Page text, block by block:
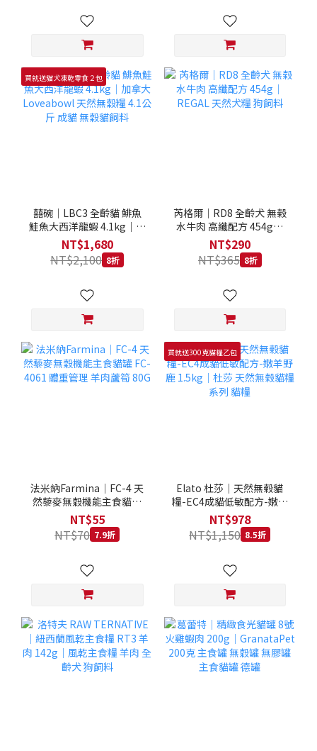
買就送貓犬凍乾零食２包
囍碗｜LBC3 全齡貓 鯡魚
鮭魚大西洋龍蝦 4.1kg｜加
拿大 Loveabowl 天然無穀
糧 4.1公斤 成貓 無穀貓飼
料
NT$1,680
NT$2,100 8折
芮格爾｜RD8 全齡犬 無榖
水牛肉 高纖配方 454g｜
REGAL 天然犬糧 狗飼料
NT$290
NT$365 8折
法米納Farmina｜FC-4 天
然藜麥無穀機能主食貓罐
FC-4061 體重管理 羊肉蘆
筍 80G
NT$55
NT$70 7.9折
買就送300克貓糧乙包
Elato 杜莎｜天然無榖貓
糧-EC4成貓低敏配方-嫩羊
野鹿 1.5kg｜杜莎 天然無
榖貓糧系列 貓糧
NT$978
NT$1,150 8.5折